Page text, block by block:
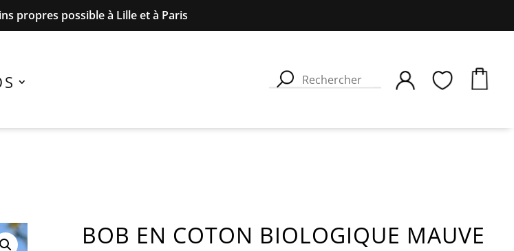
propres possible à Lille et à Paris
BOB EN COTON BIOLOGIQUE MAUVE